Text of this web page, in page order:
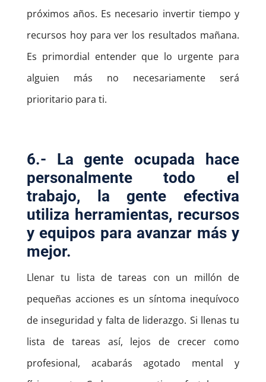
próximos años. Es necesario invertir tiempo y
recursos hoy para ver los resultados mañana.
Es primordial entender que lo urgente para
alguien más no necesariamente será
prioritario para ti.
6.- La gente ocupada hace
personalmente todo el
trabajo, la gente efectiva
utiliza herramientas, recursos
y equipos para avanzar más y
mejor.
Llenar tu lista de tareas con un millón de
pequeñas acciones es un síntoma inequívoco
de inseguridad y falta de liderazgo. Si llenas tu
lista de tareas así, lejos de crecer como
profesional, acabarás agotado mental y